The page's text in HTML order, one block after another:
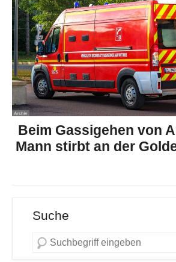
Beim Gassigehen von
Mann stirbt an der
Suche